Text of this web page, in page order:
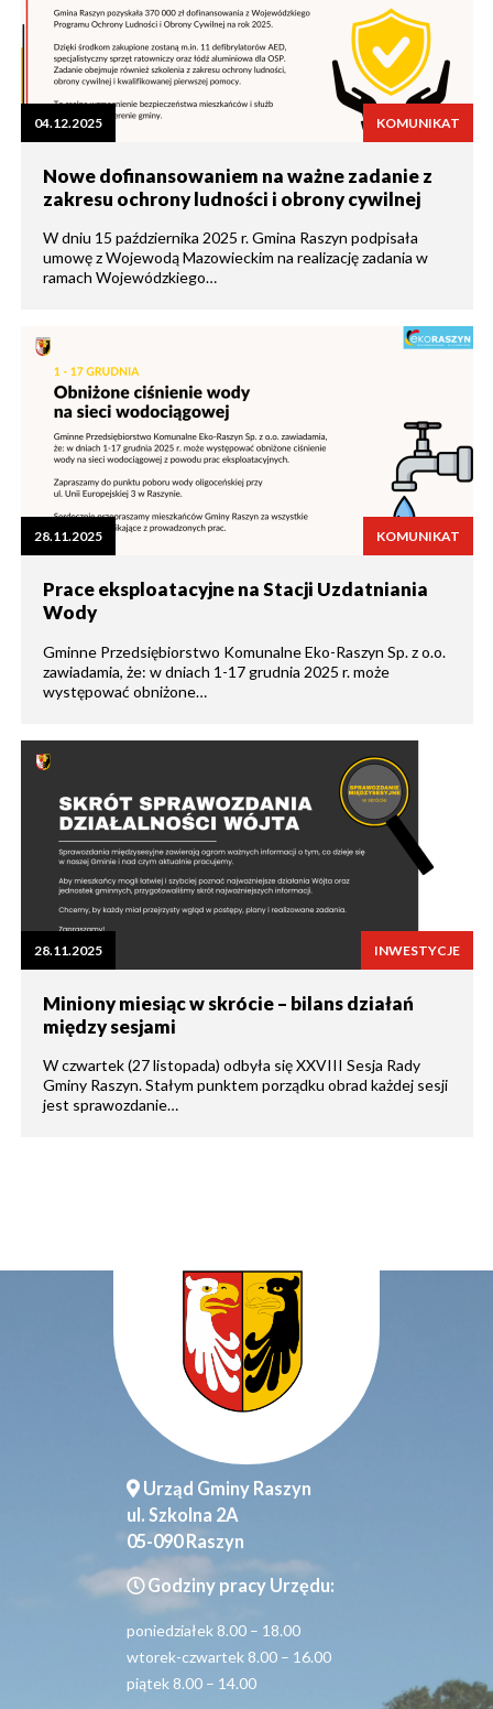
04.12.2025 KOMUNIKAT
Nowe dofinansowaniem na ważne zadanie z
zakresu ochrony ludności i obrony cywilnej
W dniu 15 października 2025 r. Gmina Raszyn podpisała
umowę z Wojewodą Mazowieckim na realizację zadania w
ramach Wojewódzkiego…
28.11.2025 KOMUNIKAT
Prace eksploatacyjne na Stacji Uzdatniania
Wody
Gminne Przedsiębiorstwo Komunalne Eko-Raszyn Sp. z o.o.
zawiadamia, że: w dniach 1-17 grudnia 2025 r. może
występować obniżone…
28.11.2025 INWESTYCJE
Miniony miesiąc w skrócie – bilans działań
między sesjami
W czwartek (27 listopada) odbyła się XXVIII Sesja Rady
Gminy Raszyn. Stałym punktem porządku obrad każdej sesji
jest sprawozdanie…
Urząd Gminy Raszyn
ul. Szkolna 2A
05-090 Raszyn
Godziny pracy Urzędu:
poniedziałek 8.00 – 18.00
wtorek-czwartek 8.00 – 16.00
piątek 8.00 – 14.00